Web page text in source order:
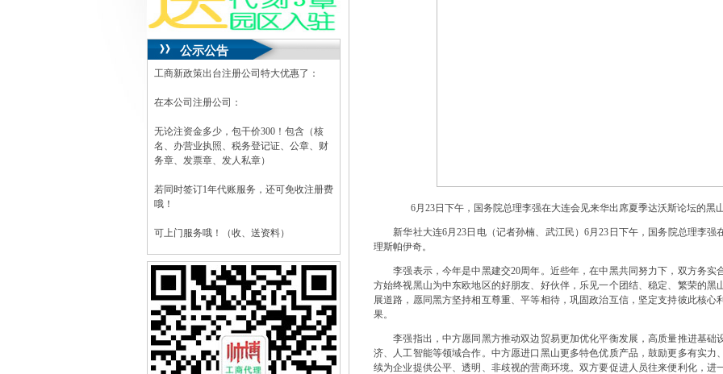
公示公告
工商新政策出台注册公司特大优惠了：
在本公司注册公司：
无论注资金多少，包干价300！包含（核
名、办营业执照、税务登记证、公章、财
务章、发票章、发人私章）
若同时签订1年代账服务，还可免收注册费
哦！
可上门服务哦！（收、送资料）
可加急服务哦！（最快可1工作日）
可代理开银行账户！（我们有长期合作的
银行，可免银行年费用）
咨询热线：023-63653351/63653355、
13320337068、13368080804，一通电话，
优惠多多！
6月23日下午，国务院总理李强在大连会见来华出席夏季达沃斯论坛的黑
新华社大连6月23日电（记者孙楠、武江民）6月23日下午，国务院总理李强
理斯帕伊奇。
李强表示，今年是中黑建交20周年。近些年，在中黑共同努力下，双方务实
方始终视黑山为中东欧地区的好朋友、好伙伴，乐见一个团结、稳定、繁荣的黑
展道路，愿同黑方坚持相互尊重、平等相待，巩固政治互信，坚定支持彼此核
果。
李强指出，中方愿同黑方推动双边贸易更加优化平衡发展，高质量推进基础
济、人工智能等领域合作。中方愿进口黑山更多特色优质产品，鼓励更多有实力
续为企业提供公平、透明、非歧视的营商环境。双方要促进人员往来便利化，进